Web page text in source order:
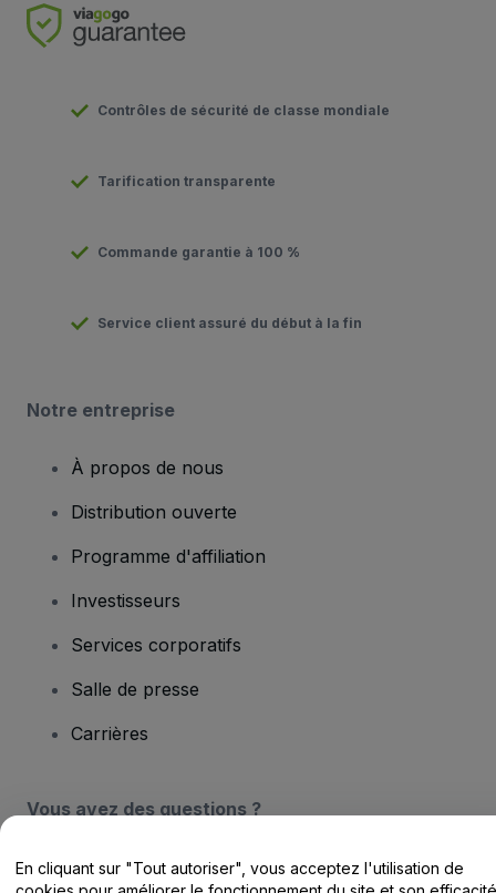
Contrôles de sécurité de classe mondiale
Tarification transparente
Commande garantie à 100 %
Service client assuré du début à la fin
Notre entreprise
À propos de nous
Distribution ouverte
Programme d'affiliation
Investisseurs
Services corporatifs
Salle de presse
Carrières
Vous avez des questions ?
Centre d'assistance / Nous contacter
En cliquant sur "Tout autoriser", vous acceptez l'utilisation de